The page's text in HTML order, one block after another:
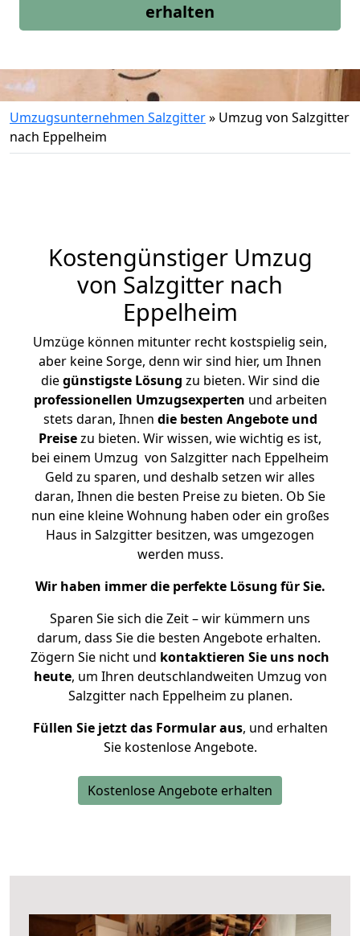
erhalten
Umzugsunternehmen Salzgitter» Umzug von Salzgitter
nach Eppelheim
Kostengünstiger Umzug
von Salzgitter nach
Eppelheim
Umzüge können mitunter recht kostspielig sein,
aber keine Sorge, denn wir sind hier, um Ihnen
diegünstigste Lösung zu bieten. Wir sind die
professionellen Umzugsexperten und arbeiten
stets daran, Ihnen die besten Angebote und
Preisezu bieten. Wir wissen, wie wichtig es ist,
bei einem Umzug von Salzgitter nach Eppelheim
Geld zu sparen, und deshalb setzen wir alles
daran, Ihnen die besten Preise zu bieten. Ob Sie
nun eine kleine Wohnung haben oder ein großes
Haus in Salzgitter besitzen, was umgezogen
werden muss.
Wir haben immer die perfekte Lösung für Sie.
Sparen Sie sich die Zeit – wir kümmern uns
darum, dass Sie die besten Angebote erhalten.
Zögern Sie nicht und kontaktieren Sie uns noch
heute, um Ihren deutschlandweiten Umzug von
Salzgitter nach Eppelheim zu planen.
Füllen Sie jetzt das Formular aus, und erhalten
Sie kostenlose Angebote.
Kostenlose Angebote erhalten